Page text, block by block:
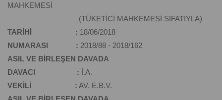
MAHKEMESİ
(TÜKETİCİ MAHKEMESİ SIFATIYLA)
TARİHİ : 18/06/2018
NUMARASI : 2018/88 - 2018/162
ASIL VE BİRLEŞEN DAVADA
DAVACI : İ.A.
VEKİLİ : AV. E.B.V.